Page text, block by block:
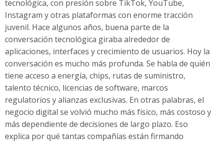
tecnológica, con presión sobre TikTok, YouTube,
Instagram y otras plataformas con enorme tracción
juvenil. Hace algunos años, buena parte de la
conversación tecnológica giraba alrededor de
aplicaciones, interfaces y crecimiento de usuarios. Hoy la
conversación es mucho más profunda. Se habla de quién
tiene acceso a energía, chips, rutas de suministro,
talento técnico, licencias de software, marcos
regulatorios y alianzas exclusivas. En otras palabras, el
negocio digital se volvió mucho más físico, más costoso y
más dependiente de decisiones de largo plazo. Eso
explica por qué tantas compañías están firmando